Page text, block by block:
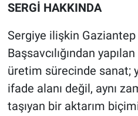
SERGİ HAKKINDA
Sergiye ilişkin
Başsavcılığından
üretim sürecinde sanat;
ifade alanı değil, aynı
taşıyan bir aktarım